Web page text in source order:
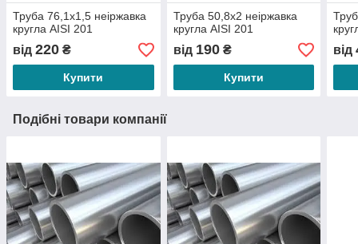
Труба 76,1х1,5 неіржавка
кругла АІSI 201
від 220 ₴
Купити
Труба 50,8х2 неіржавка
кругла АІSI 201
від 190₴
Купити
від
Подібні товари компанії